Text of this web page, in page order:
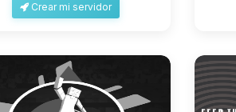
Crear mi servidor